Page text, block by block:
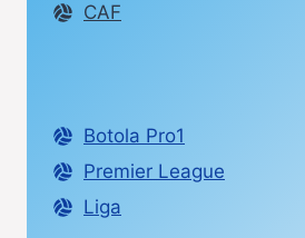
CAF
Botola Pro1
Premier League
Liga